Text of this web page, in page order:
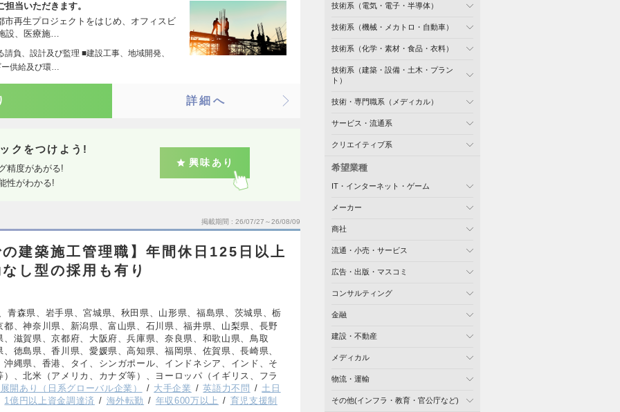
当いただきます。
再生プロジェクトをはじめ、オフィスビ
設、医療施…
負、設計及び監理 ■建設工事、地域開発、
ー供給及び環…
詳細へ
クをつけよう!
精度があがる!
性がわかる!
興味あり
掲載期間 26/07/27～26/08/09
建築施工管理職】年間休日125日以上
し型の採用も有り
青森県、岩手県、宮城県、秋田県、山形県、福島県、茨城県、栃
、神奈川県、新潟県、富山県、石川県、福井県、山梨県、長野
滋賀県、京都府、大阪府、兵庫県、奈良県、和歌山県、鳥取
徳島県、香川県、愛媛県、高知県、福岡県、佐賀県、長崎県、
縄県、香港、タイ、シンガポール、インドネシア、インド、そ
、北米（アメリカ、カナダ等）、ヨーロッパ（イギリス、フラ
開あり（日系グローバル企業）
大手企業 英語力不問
土日
1億円以上資金調達済
海外転勤 年収600万以上 育児支援制
技術系（電気・電子・半導体）
技術系（機械・メカトロ・自動車）
技術系（化学・素材・食品・衣料）
技術系（建築・設備・土木・プラン
ト）
技術・専門職系（メディカル）
サービス・流通系
クリエイティブ系
希望業種
IT・インターネット・ゲーム
メーカー
商社
流通・小売・サービス
広告・出版・マスコミ
コンサルティング
金融
建設・不動産
メディカル
物流・運輸
その他(インフラ・教育・官公庁など)